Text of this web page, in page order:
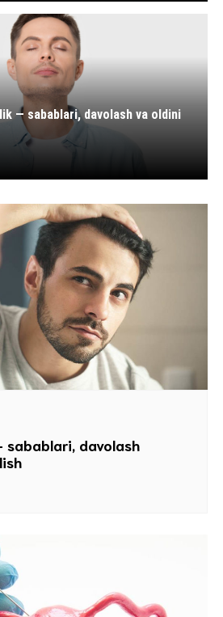
— sabablari, davolash va oldini
sabablari, davolash